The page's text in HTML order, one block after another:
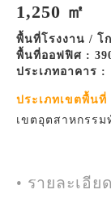
1,250 ㎡
พื้นที่โรงงาน / โ
พื้นที่ออฟฟิศ :
ประเภทอาคาร :
ประเภทเขตพื้นที่
เขตอุตสาหกรรม
• รายละเอี